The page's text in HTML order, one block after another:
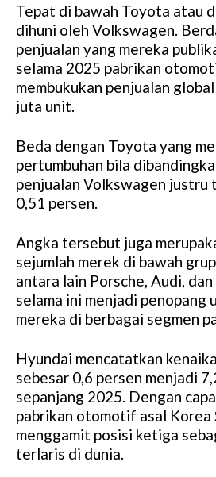
Tepat di bawah Toyota atau
dihuni oleh Volkswagen.
penjualan yang mereka
selama 2025 pabrikan
membukukan penjualan
juta unit.
Beda dengan Toyota yang
pertumbuhan bila
penjualan Volkswagen
0,51 persen.
Angka tersebut juga
sejumlah merek di bawah
antara lain Porsche, Audi, dan
selama ini menjadi penopang
mereka di berbagai segmen
Hyundai mencatatkan
sebesar 0,6 persen menjadi
sepanjang 2025. Dengan
pabrikan otomotif asal Korea
menggamit posisi ketiga
terlaris di dunia.